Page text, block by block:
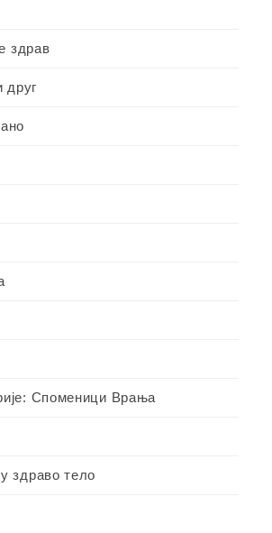
здрав
друг
Споменици Врања
здраво тело